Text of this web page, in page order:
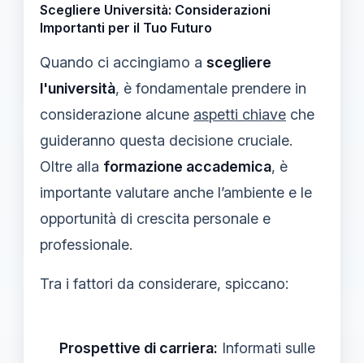
Scegliere Università: Considerazioni
Importanti per il Tuo Futuro
Quando ci accingiamo a scegliere
l'università, è fondamentale prendere in
considerazione alcune aspetti chiave che
guideranno questa decisione cruciale.
Oltre alla formazione accademica, è
importante valutare anche l’ambiente e le
opportunità di crescita personale e
professionale.
Tra i fattori da considerare, spiccano:
Prospettive di carriera: Informati sulle